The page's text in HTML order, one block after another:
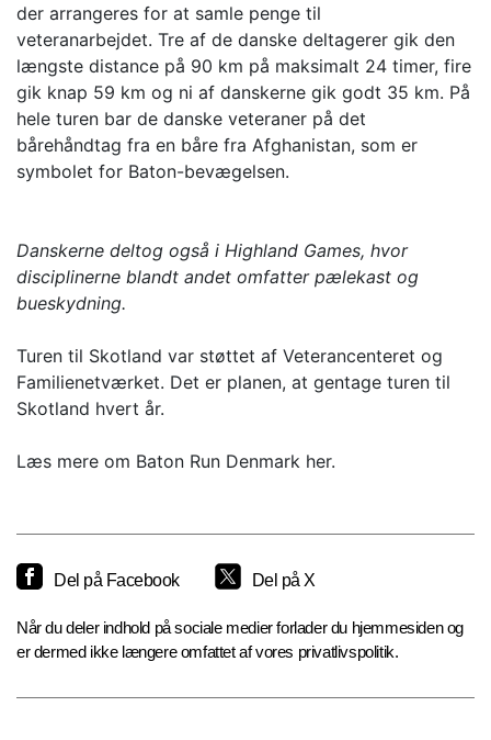
der arrangeres for at samle penge til
veteranarbejdet. Tre af de danske deltagerer gik den
længste distance på 90 km på maksimalt 24 timer, fire
gik knap 59 km og ni af danskerne gik godt 35 km. På
hele turen bar de danske veteraner på det
bårehåndtag fra en båre fra Afghanistan, som er
symbolet for Baton-bevægelsen.
Danskerne deltog også i Highland Games, hvor
disciplinerne blandt andet omfatter pælekast og
bueskydning.
Turen til Skotland var støttet af Veterancenteret og
Familienetværket. Det er planen, at gentage turen til
Skotland hvert år.
Læs mere om Baton Run Denmark her.
Del på Facebook Del på X
Når du deler indhold på sociale medier forlader du hjemmesiden og
er dermed ikke længere omfattet af vores privatlivspolitik.